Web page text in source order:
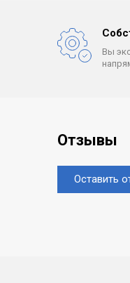
Вы
Отзывы
Оставить